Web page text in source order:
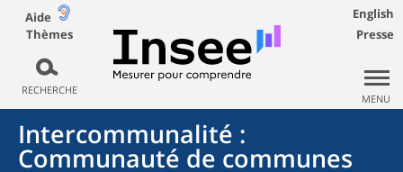
Aide
Thèmes
RECHERCHE
English
Presse
MENU
Intercommunalité :
Communauté de communes